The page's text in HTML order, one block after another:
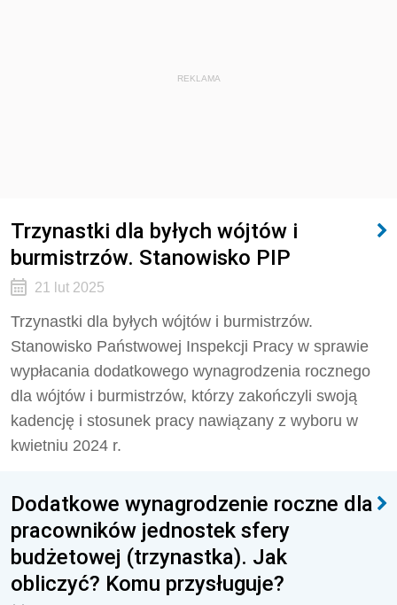
REKLAMA
Trzynastki dla byłych wójtów i
burmistrzów. Stanowisko PIP
21 lut 2025
Trzynastki dla byłych wójtów i burmistrzów.
Stanowisko Państwowej Inspekcji Pracy w sprawie
wypłacania dodatkowego wynagrodzenia rocznego
dla wójtów i burmistrzów, którzy zakończyli swoją
kadencję i stosunek pracy nawiązany z wyboru w
kwietniu 2024 r.
Dodatkowe wynagrodzenie roczne dla
pracowników jednostek sfery
budżetowej (trzynastka). Jak
obliczyć? Komu przysługuje?